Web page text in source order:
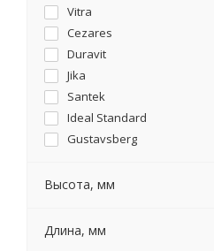
Vitra
Cezares
Duravit
Jika
Santek
Ideal Standard
Gustavsberg
Melana
Высота, мм
Длина, мм